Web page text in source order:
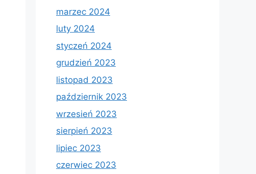
marzec 2024
luty 2024
styczeń 2024
grudzień 2023
listopad 2023
październik 2023
wrzesień 2023
sierpień 2023
lipiec 2023
czerwiec 2023